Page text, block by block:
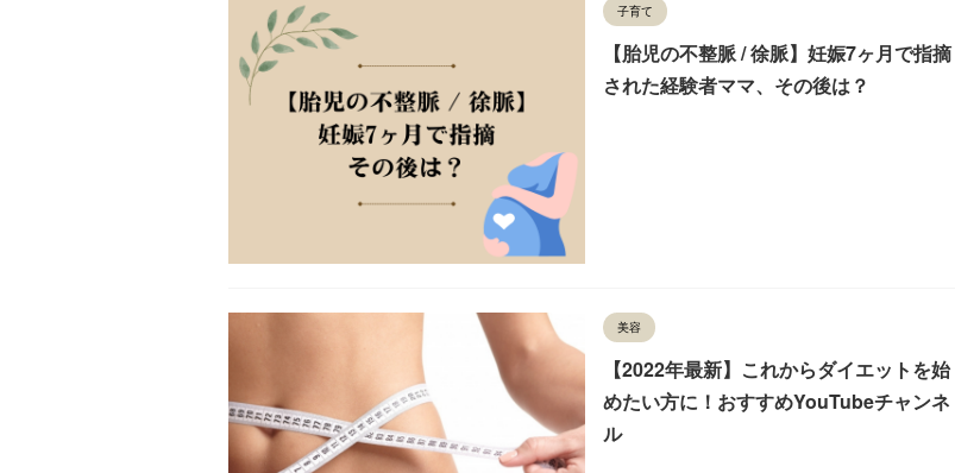
子育て
【胎児の不整脈 / 徐脈】妊娠7ヶ月で指摘
された経験者ママ、その後は？
美容
【2022年最新】これからダイエットを始
めたい方に！おすすめYouTubeチャンネ
ル